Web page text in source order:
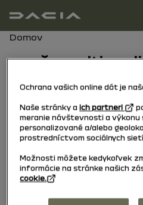
používateľská príručka
Navigačný reťazec
Domov
naše
Media Control
Ochrana vašich online dát je
Naše stránky aich partneri
meranie návštevnosti a výkonu
personalizované a/alebo
prostredníctvom sociálnych
Možnosti môžete kedykoľvek
informácie na stránke našich
cookie.